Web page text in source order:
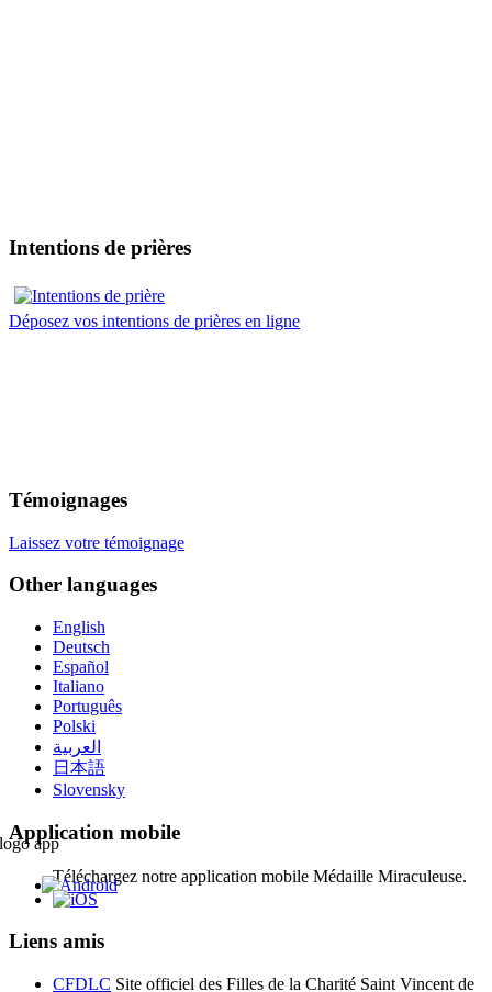
Intentions de prières
Déposez vos intentions de prières en ligne
Témoignages
Laissez votre témoignage
Other languages
English
Deutsch
Español
Italiano
Português
Polski
العربية
日本語
Slovensky
Application mobile
Téléchargez notre application mobile Médaille Miraculeuse.
Liens amis
CFDLC Site officiel des Filles de la Charité Saint Vincent de